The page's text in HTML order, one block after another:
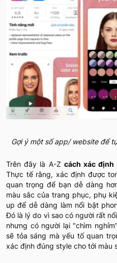
Gợi ý một số app/ website để
Trên đây là A-Z cách xác
Thực tế rằng, xác định được
quan trọng để bạn dễ dàng
màu sắc của trang phục, phụ
up để dễ dàng làm nổi bật
Đó là lý do vì sao có người rất
nhưng có người lại "chìm
sẽ tỏa sáng mà yếu tố quan
xác định đúng style cho tới màu